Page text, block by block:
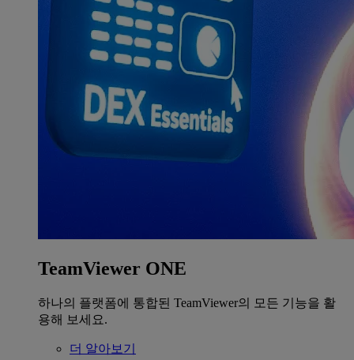
TeamViewer ONE
하나의 플랫폼에 통합된 TeamViewer의 모든 기능을 활
용해 보세요.
더 알아보기